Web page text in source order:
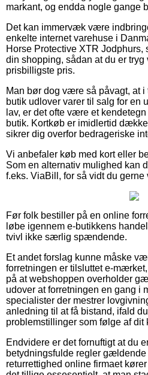
markant, og endda nogle gange
Det kan immervæk være
enkelte internet varehuse i
Horse Protective XTR
din shopping, sådan at du er tryg
prisbilligste pris.
Man bør dog være så påvagt, at
butik udlover varer til salg for en
lav, er det ofte være et
butik. Kortkøb er imidlertid
sikrer dig overfor bedrageriske
Vi anbefaler køb med kort eller
Som en alternativ mulighed kan
f.eks. ViaBill, for så vidt du
Før folk bestiller på en online
løbe igennem e-butikkens
tvivl ikke særlig spændende.
Et andet forslag kunne måske
forretningen er tilsluttet e-
på at webshoppen overholder
udover at forretningen en gang i
specialister der mestrer
anledning til at få bistand, ifald
problemstillinger som følge af dit
Endvidere er det fornuftigt at du
betydningsfulde regler
returrettighed online firmaet